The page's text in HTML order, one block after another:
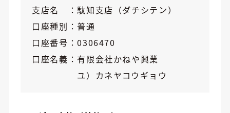
支店名
駄知支店（ダチシテン）
口座種別
普通
口座番号
0306470
口座名義
有限会社かねや興業
ユ）カネヤコウギョウ